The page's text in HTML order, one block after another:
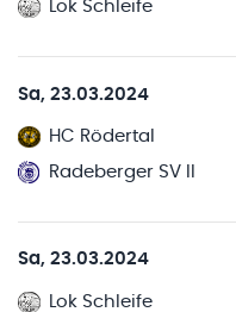
Lok Schleife
Sa, 23.03.2024
HC Rödertal
Radeberger SV II
Sa, 23.03.2024
Lok Schleife